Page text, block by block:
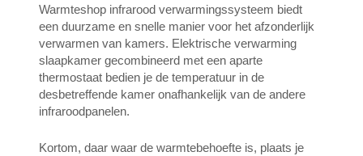
Warmteshop infrarood verwarmingssysteem biedt
een duurzame en snelle manier voor het afzonderlijk
verwarmen van kamers. Elektrische verwarming
slaapkamer gecombineerd met een aparte
thermostaat bedien je de temperatuur in de
desbetreffende kamer onafhankelijk van de andere
infraroodpanelen.
Kortom, daar waar de warmtebehoefte is, plaats je